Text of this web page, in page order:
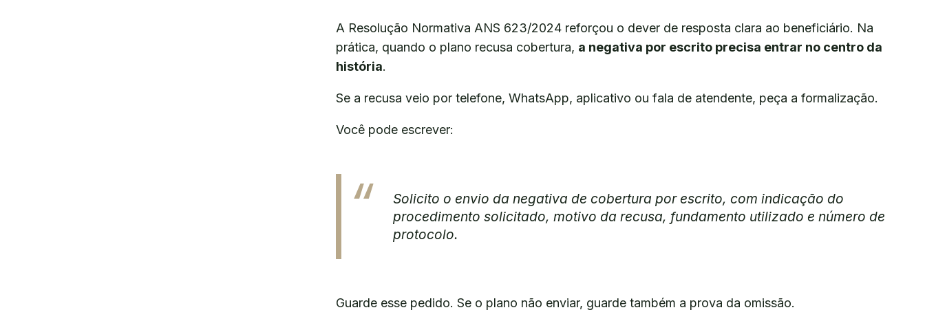
A Resolução Normativa ANS 623/2024 reforçou o dever de resposta clara ao beneficiário. Na
prática, quando o plano recusa cobertura, a negativa por escrito precisa entrar no centro da
história.
Se a recusa veio por telefone, WhatsApp, aplicativo ou fala de atendente, peça a formalização.
Você pode escrever:
Solicito o envio da negativa de cobertura por escrito, com indicação do
procedimento solicitado, motivo da recusa, fundamento utilizado e número de
protocolo.
Guarde esse pedido. Se o plano não enviar, guarde também a prova da omissão.